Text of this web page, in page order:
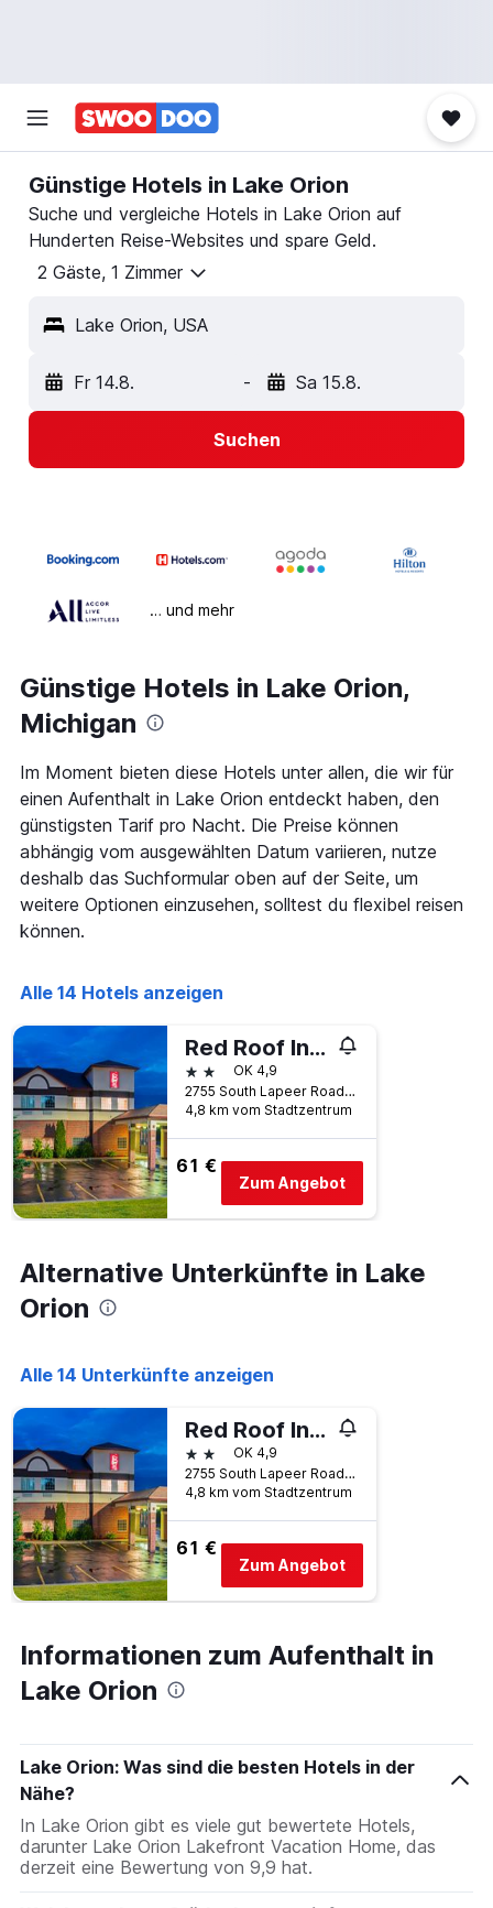
Günstige Hotels in Lake Orion
Suche und vergleiche Hotels in Lake Orion auf
Hunderten Reise-Websites und spare Geld.
2 Gäste, 1 Zimmer
Lake Orion, USA
Fr 14.8. - Sa 15.8.
Suchen
… und mehr
Günstige Hotels in Lake Orion,
Michigan
Im Moment bieten diese Hotels unter allen, die wir für
einen Aufenthalt in Lake Orion entdeckt haben, den
günstigsten Tarif pro Nacht. Die Preise können
abhängig vom ausgewählten Datum variieren, nutze
deshalb das Suchformular oben auf der Seite, um
weitere Optionen einzusehen, solltest du flexibel reisen
können.
Alle 14 Hotels anzeigen
Red Roof Inn & Suites Lake Orion / Auburn Hills
2 SterneOK 4,9
2755 South Lapeer Road, Lake Orion, MI, USA
4,8 km vom Stadtzentrum
61 €
Zum Angebot
Alternative Unterkünfte in Lake
Orion
Alle 14 Unterkünfte anzeigen
Red Roof Inn & Suites Lake Orion / Auburn Hills
2 SterneOK 4,9
2755 South Lapeer Road, Lake Orion, MI, USA
4,8 km vom Stadtzentrum
61 €
Zum Angebot
Informationen zum Aufenthalt in
Lake Orion
Lake Orion: Was sind die besten Hotels in der
Nähe?
In Lake Orion gibt es viele gut bewertete Hotels,
darunter Lake Orion Lakefront Vacation Home, das
derzeit eine Bewertung von 9,9 hat.